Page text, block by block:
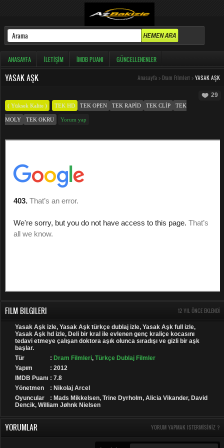
ANASAYFA İLETIŞIM İMDB PUANI GÜNCELLENENLER
YASAK AŞK Anasayfa > Dram Filmleri > YASAK AŞK
29
( Yüksek Kalite ) TEK HD TEK OPEN TEK RAPID TEK CLIP TEK
MOLY TEK OKRU Yorum yap
FILM BILGILERI 12 YIL ÖNCE EKLENDI
Yasak Aşk izle, Yasak Aşk türkçe dublaj izle, Yasak Aşk full izle,
Yasak Aşk hd izle, Deli bir kral ile evlenen genç kraliçe kocasını
tedavi etmeye çalışan doktora aşık olunca sıradışı ve gizli bir aşk
başlar.
Tür
: Dram Filmleri, Türkçe Dublaj Filmler
Yapım
: 2012
IMDB Puanı : 7.8
Yönetmen
: Nikolaj Arcel
Oyuncular
: Mads Mikkelsen, Trine Dyrholm, Alicia Vikander, David
Dencik, William Jøhnk Nielsen
YORUMLAR YORUM YAPMAK ISTERMISINIZ ?